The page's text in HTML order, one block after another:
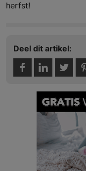
herfst!
Deel dit artikel: